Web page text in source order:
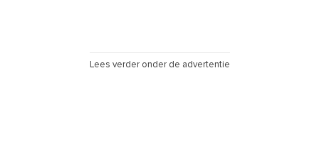
Lees verder onder de advertentie